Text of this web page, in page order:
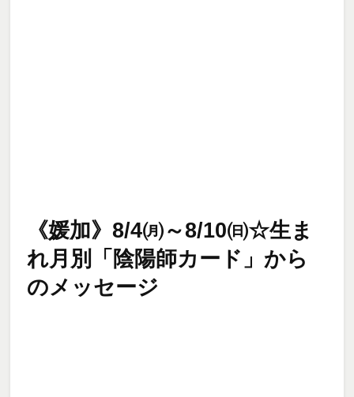
《媛加》8/4㈪～8/10㈰☆生ま
れ月別「陰陽師カード」から
のメッセージ